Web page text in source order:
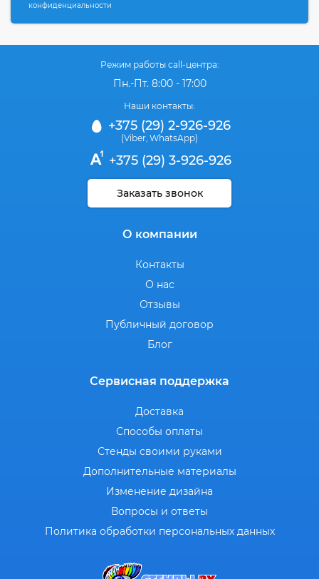
конфиденциальности
Режим работы call-центра:
Пн.-Пт. 8:00 - 17:00
Наши контакты:
+375 (29) 2-926-926
(Viber WhatsApp)
+375 (29) 3-926-926
Заказать звонок
О компании
Контакты
О нас
Отзывы
Публичный договор
Блог
Сервисная поддержка
Доставка
Способы оплаты
Стенды своими руками
Дополнительные материалы
Изменение дизайна
Вопросы и ответы
Политика обработки персональных данных